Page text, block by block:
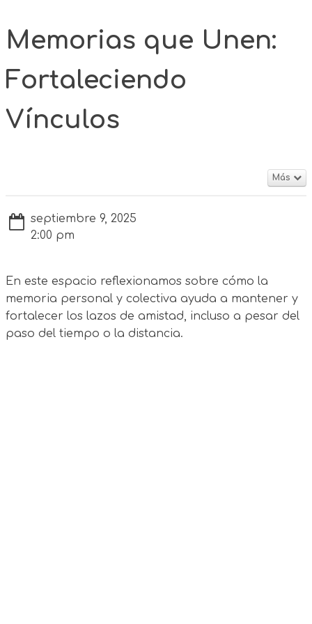
Memorias que Unen:
Fortaleciendo
Vínculos
Más
septiembre 9, 2025
2:00 pm
En este espacio reflexionamos sobre cómo la
memoria personal y colectiva ayuda a mantener y
fortalecer los lazos de amistad, incluso a pesar del
paso del tiempo o la distancia.